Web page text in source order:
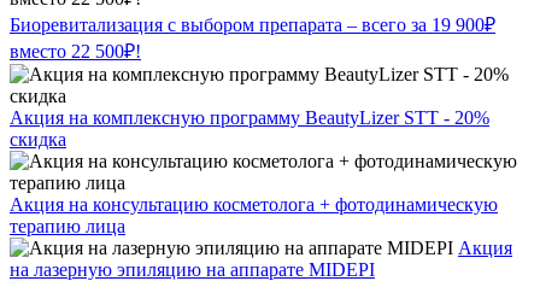
Биоревитализация с выбором препарата – всего за 19 900₽
вместо 22 500₽!
Акция на комплексную программу BeautyLizer STT - 20%
скидка
Акция на консультацию косметолога + фотодинамическую
терапию лица
Акция
на лазерную эпиляцию на аппарате MIDEPI